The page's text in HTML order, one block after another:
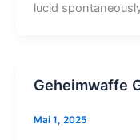
lucid
Geheimwaffe
Mai 1, 2025